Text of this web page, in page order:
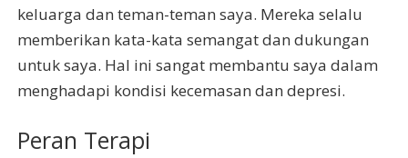
keluarga dan teman-teman saya. Mereka selalu
memberikan kata-kata semangat dan dukungan
untuk saya. Hal ini sangat membantu saya dalam
menghadapi kondisi kecemasan dan depresi.
Peran Terapi